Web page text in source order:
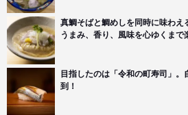
真鯛そばと鯛めしを同時に味わえ
うまみ、香り、風味を心ゆくまで
目指したのは「令和の町寿司」
到！